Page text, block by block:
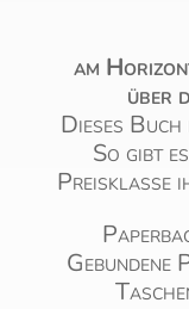
am
über
Dieses
So gibt
Preisklasse
Gebundene